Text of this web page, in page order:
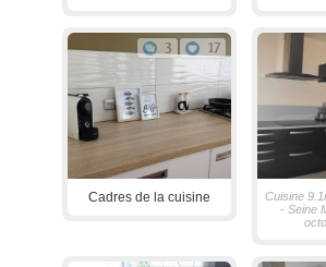
3 17
Cadres de la cuisine
Cuisine
- Seine